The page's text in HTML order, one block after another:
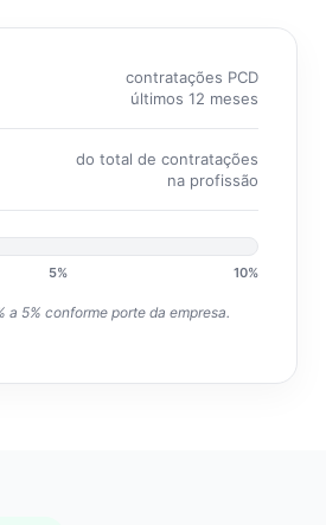
contratações PCD
últimos 12 meses
do total de contratações
na profissão
5% 10%
a 5% conforme porte da empresa.